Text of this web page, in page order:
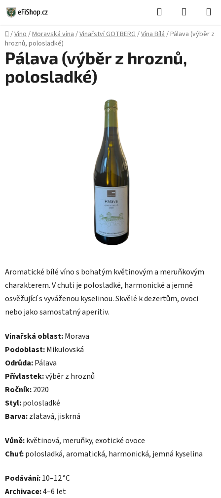
Přejít
na
obsah
Hledat
KOŠÍK
Domů
/Víno/Moravská vína/Vinařství GOTBERG/Vína Bílá/Pálava (výběr z
hroznů, polosladké)
Aromatické bílé víno s bohatým květinovým a meruňkovým
charakterem. V chuti je polosladké, harmonické a jemně
osvěžující s vyváženou kyselinou. Skvělé k dezertům, ovoci
nebo jako samostatný aperitiv.
Vinařská oblast:Morava
Podoblast:Mikulovská
Odrůda:Pálava
Přívlastek:výběr z hroznů
Ročník:2020
Styl:polosladké
Barva:zlatavá, jiskrná
Vůně:květinová, meruňky, exotické ovoce
Chuť:polosladká, aromatická, harmonická, jemná kyselina
Podávání:10–12 °C
Archivace:4–6 let
Pálava (výběr z hroznů,
polosladké)